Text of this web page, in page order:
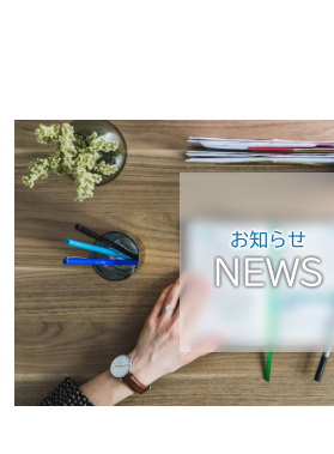
お知らせ
NEWS